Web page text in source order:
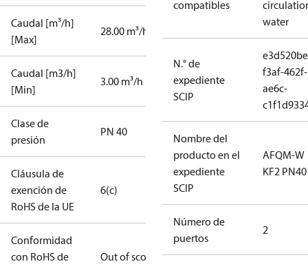
Caudal [m³/h]
[Max]
28.00 m³/h
Caudal [m3/h]
[Min]
3.00 m³/h
Clase de
presión
PN 40
Cláusula de
exención de
RoHS de la UE
6(c)
Conformidad
con RoHS de
Out of scope
compatibles
water
N.° de
expediente
SCIP
f3af-462f-
ae6c-
Nombre del
producto en el
expediente
SCIP
AFQM-W
KF2 PN40
Número de
puertos
2